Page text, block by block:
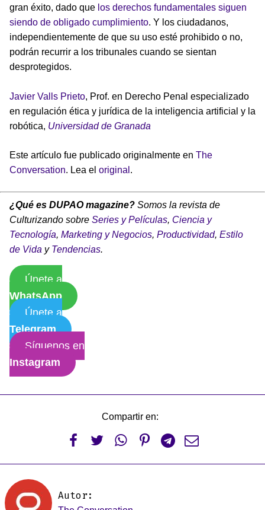
gran éxito, dado que los derechos fundamentales siguen
siendo de obligado cumplimiento. Y los ciudadanos,
independientemente de que su uso esté prohibido o no,
podrán recurrir a los tribunales cuando se sientan
desprotegidos.
Javier Valls Prieto, Prof. en Derecho Penal especializado
en regulación ética y jurídica de la inteligencia artificial y la
robótica, Universidad de Granada
Este artículo fue publicado originalmente en The
Conversation. Lea el original .
¿Qué es DUPAO magazine? Somos la revista de
Culturizando sobre Series y Películas, Ciencia y
Tecnología, Marketing y Negocios, Productividad, Estilo
de Vida y Tendencias.
Únete a
WhatsApp
Únete a
Telegram
Síguenos en
Instagram
Compartir en:
     
Autor: